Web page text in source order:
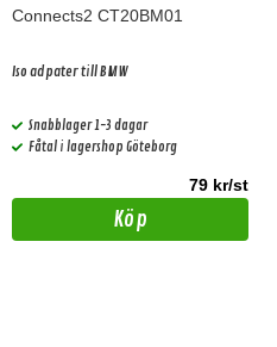
Connects2 CT20BM01
Iso adpater till BMW
Snabblager 1-3 dagar
Fåtal i lagershop Göteborg
79 kr/st
Köp